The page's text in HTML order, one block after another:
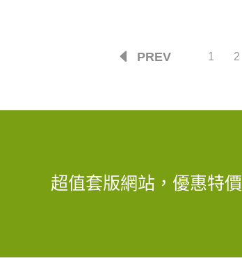
1 2
PREV
超值套版網站，優惠特價